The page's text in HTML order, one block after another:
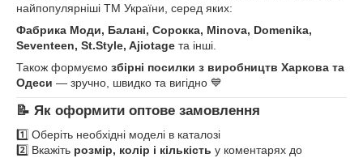
найпопулярніші ТМ України, серед яких:
Фабрика Моди, Балані, Сорокка, Minova, Domenika,
Seventeen, St.Style, Ajiotage та інші.
Також формуємо збірні посилки з виробництв Харкова та
Одеси — зручно, швидко та вигідно 💙
📝 Як оформити оптове замовлення
1️⃣ Оберіть необхідні моделі в каталозі
2️⃣ Вкажіть розмір, колір і кількість у коментарях до